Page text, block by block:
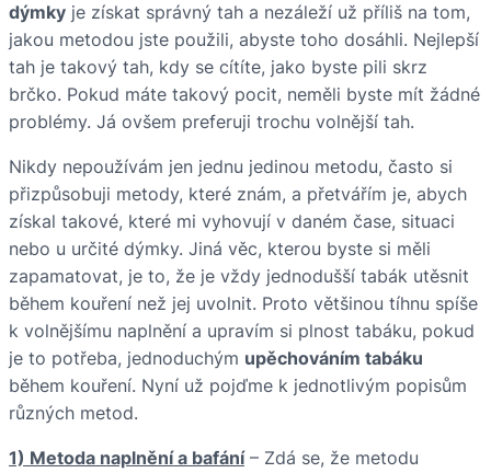
dýmky je získat správný tah a nezáleží už příliš na tom,
jakou metodou jste použili, abyste toho dosáhli. Nejlepší
tah je takový tah, kdy se cítíte, jako byste pili skrz
brčko. Pokud máte takový pocit, neměli byste mít žádné
problémy. Já ovšem preferuji trochu volnější tah.
Nikdy nepoužívám jen jednu jedinou metodu, často si
přizpůsobuji metody, které znám, a přetvářím je, abych
získal takové, které mi vyhovují v daném čase, situaci
nebo u určité dýmky. Jiná věc, kterou byste si měli
zapamatovat, je to, že je vždy jednodušší tabák utěsnit
během kouření než jej uvolnit. Proto většinou tíhnu spíše
k volnějšímu naplnění a upravím si plnost tabáku, pokud
je to potřeba, jednoduchým upěchováním tabáku
během kouření. Nyní už pojďme k jednotlivým popisům
různých metod.
1) Metoda naplnění a bafání– Zdá se, že metodu